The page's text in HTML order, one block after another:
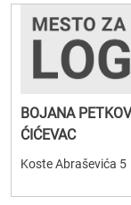
BOJANA
ĆIĆEVAC
Koste Abraševića 5